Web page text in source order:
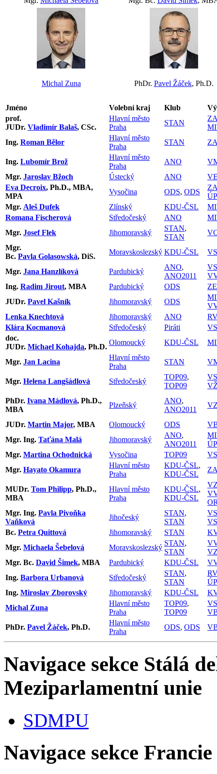
Michal Zuna PhDr. Pavel Žáček, Ph.D.
Jméno Volební kraj Klub
prof.
JUDr. Vladimír Balaš, CSc.
Hlavní město
Praha
STAN
Ing. Roman Bělor
Hlavní město
Praha
STAN
Ing. Lubomír Brož
Hlavní město
Praha
ANO
Mgr. Jaroslav Bžoch Ústecký ANO
Eva Decroix, Ph.D., MBA,
MPA
Vysočina ODS, ODS
Mgr. Aleš Dufek Zlínský KDU-ČSL
Romana Fischerová
Středočeský ANO
Mgr. Josef Flek Jihomoravský
STAN,
STAN
Mgr.
Bc. Pavla Golasowská, DiS.
Moravskoslezský KDU-ČSL
Mgr. Jana Hanzlíková Pardubický
ANO,
ANO2011
Ing. Radim Jirout, MBA Pardubický ODS
JUDr. Pavel Kašník Jihomoravský ODS
Lenka Knechtová
Jihomoravský ANO
RV
Klára Kocmanová
Středočeský Piráti
doc.
JUDr. Michael Kohajda, Ph.D.
Olomoucký KDU-ČSL
Mgr. Jan Lacina
Hlavní město
Praha
STAN
Mgr. Helena Langšádlová Středočeský
TOP09,
TOP09
PhDr. Ivana Mádlová, Ph.D.,
MBA
Plzeňský
ANO,
ANO2011
JUDr. Martin Major, MBA Olomoucký ODS
Mgr. Ing. Taťána Malá Jihomoravský
ANO,
ANO2011
Mgr. Martina Ochodnická Vysočina TOP09
Mgr. Hayato Okamura
Hlavní město
Praha
KDU-ČSL,
KDU-ČSL
MUDr. Tom Philipp, Ph.D.,
MBA
Hlavní město
Praha
KDU-ČSL,
KDU-ČSL
Mgr. Ing. Pavla Pivoňka
Vaňková
Jihočeský
STAN,
STAN
Bc. Petra Quittová Jihomoravský STAN
Mgr. Michaela Šebelová Moravskoslezský
STAN,
STAN
Mgr. Bc. David Šimek, MBA Pardubický KDU-ČSL
Ing. Barbora Urbanová Středočeský
STAN,
STAN
RV
Ing. Miroslav Zborovský Jihomoravský KDU-ČSL
Michal Zuna
Hlavní město
Praha
TOP09,
TOP09
PhDr. Pavel Žáček, Ph.D.
Hlavní město
Praha
ODS, ODS
Navigace sekce Stálá
Meziparlamentní unie
SDMPU
Navigace sekce Francie